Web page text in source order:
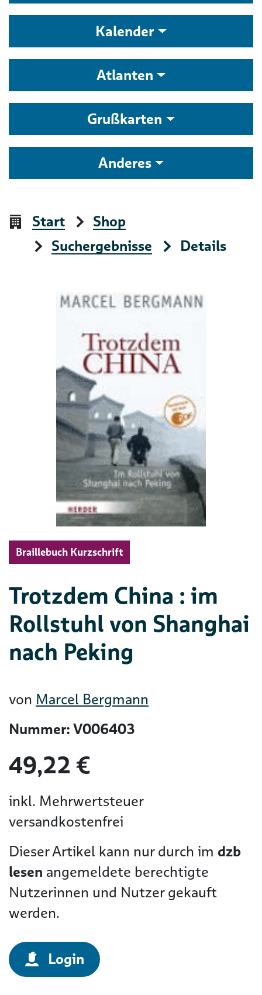
Kalender
Atlanten
Grußkarten
Anderes
Start
Shop
Suchergebnisse
Details
Braillebuch Kurzschrift
Trotzdem China : im
Rollstuhl von Shanghai
nach Peking
von Marcel Bergmann
Nummer: V006403
49,22 €
inkl. Mehrwertsteuer
versandkostenfrei
Dieser Artikel kann nur durch im dzb
lesen angemeldete berechtigte
Nutzerinnen und Nutzer gekauft
werden.
Login